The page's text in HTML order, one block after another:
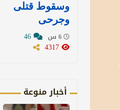
وسقوط قتلى
وجرحى
أخبار منوعة